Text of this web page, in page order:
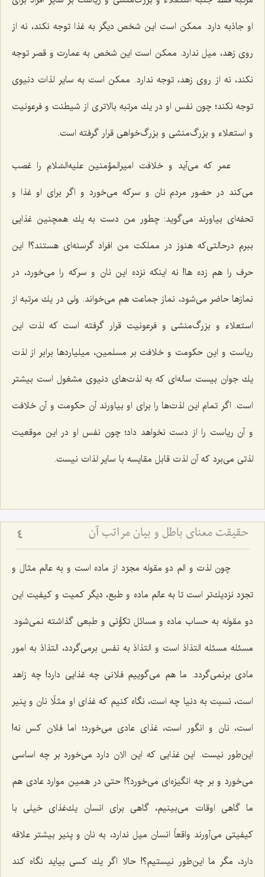
او جاذبه دارد. ممكن است این شخص دیگر به غذا توجه نكند، نه از
روی زهد، میل ندارد. ممكن است این شخص به عمارت و قصر توجه
نكند، نه از روی زهد، توجه ندارد. ممكن است به سایر لذات دنیوی
توجه نكند؛ چون نفس او در یك مرتبه بالاتری از شیطنت و فرعونیت
و استعلاء و بزرگ‌منشی و بزرگ‌خواهی قرار گرفته است.
عمر كه می‌آید و خلافت امیرالمؤمنین علیه‌السّلام را غصب
می‌كند در حضور مردم نان و سركه می‌خورد و اگر برای او غذا و
تحفه‌ای بیاورند می‌گوید: چطور من دست به یك همچنین غذایی
ببرم درحالتی‌كه هنوز در مملكت من افراد گرسنه‌ای هستند؟! این
حرف را هم زده ها! نه اینكه نزده این نان و سركه را می‌خورد، در
نمازها حاضر می‌شود، نماز جماعت هم می‌خواند. ولی در یك مرتبه از
استعلاء و بزرگ‌منشی و فرعونیت قرار گرفته است كه لذت این
ریاست و این حكومت و خلافت بر مسلمین، میلیاردها برابر از لذت
یك جوان بیست ساله‌ای كه به لذت‌های دنیوی مشغول است بیشتر
است. اگر تمام این لذت‌ها را برای او بیاورند آن حكومت و آن خلافت
و آن ریاست را از دست نخواهد داد؛ چون نفس او در این موقعیت
لذتی می‌برد كه آن لذت قابل مقایسه با سایر لذات نیست.
حقیقت معنای باطل و بیان مراتب آن 4
چون لذت و الم دو مقوله مجرّد از ماده است و به عالم مثال و
تجرّد نزدیك‌تر است تا به عالم ماده و طبع، دیگر كمیت و كیفیت این
دو مقوله به حساب ماده و مسائل تكوُّنی و طبعی گذاشته نمی‌شود.
مسئله مسئله التذاذ است و التذاذ به نفس برمی‌گردد، التذاذ به امور
مادی برنمی‌گردد. ما هم می‌گوییم فلانی چه غذایی دارد! چه زاهد
است، نسبت به دنیا چه است، نگاه كنیم كه غذای او مثلًا نان و پنیر
است، نان و انگور است، غذای عادی می‌خورد؛ اما فلان كس نه!
این‌طور نیست. این غذایی كه این الان دارد می‌خورد بر چه اساسی
می‌خورد و بر چه انگیزه‌ای می‌خورد؟! حتی در همین موارد عادی هم
ما گاهی اوقات می‌بینیم، گاهی برای انسان یك‌غذای خیلی با
كیفیتی می‌آورند واقعاً انسان میل ندارد، به نان و پنیر بیشتر علاقه
دارد، مگر ما این‌طور نیستیم؟! حالا اگر یك كسی بیاید نگاه كند